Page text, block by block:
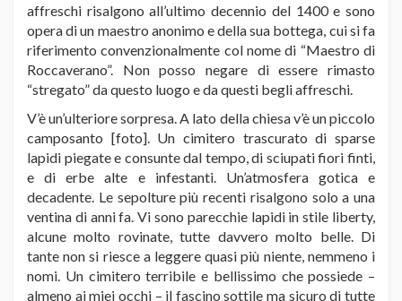
affreschi risalgono all’ultimo decennio del 1400 e sono
opera di un maestro anonimo e della sua bottega, cui si fa
riferimento convenzionalmente col nome di “Maestro di
Roccaverano”. Non posso negare di essere rimasto
“stregato” da questo luogo e da questi begli affreschi.
V’è un’ulteriore sorpresa. A lato della chiesa v’è un piccolo
camposanto [foto]. Un cimitero trascurato di sparse
lapidi piegate e consunte dal tempo, di sciupati fiori finti,
e di erbe alte e infestanti. Un’atmosfera gotica e
decadente. Le sepolture più recenti risalgono solo a una
ventina di anni fa. Vi sono parecchie lapidi in stile liberty,
alcune molto rovinate, tutte davvero molto belle. Di
tante non si riesce a leggere quasi più niente, nemmeno i
nomi. Un cimitero terribile e bellissimo che possiede –
almeno ai miei occhi – il fascino sottile ma sicuro di tutte